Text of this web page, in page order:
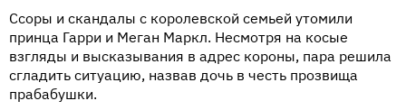
Ссоры и скандалы с королевской семьей утомили
принца Гарри и Меган Маркл. Несмотря на косые
взгляды и высказывания в адрес короны, пара решила
сгладить ситуацию, назвав дочь в честь прозвища
прабабушки.